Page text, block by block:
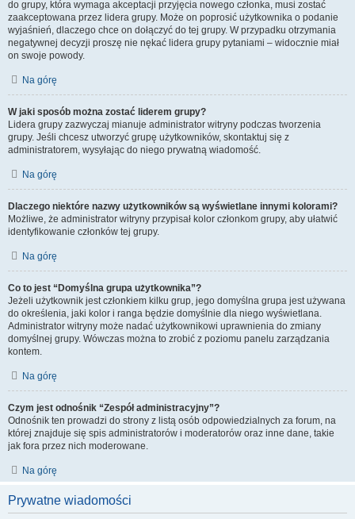
do grupy, która wymaga akceptacji przyjęcia nowego członka, musi zostać
zaakceptowana przez lidera grupy. Może on poprosić użytkownika o podanie
wyjaśnień, dlaczego chce on dołączyć do tej grupy. W przypadku otrzymania
negatywnej decyzji proszę nie nękać lidera grupy pytaniami – widocznie miał
on swoje powody.
Na górę
W jaki sposób można zostać liderem grupy?
Lidera grupy zazwyczaj mianuje administrator witryny podczas tworzenia
grupy. Jeśli chcesz utworzyć grupę użytkowników, skontaktuj się z
administratorem, wysyłając do niego prywatną wiadomość.
Na górę
Dlaczego niektóre nazwy użytkowników są wyświetlane innymi kolorami?
Możliwe, że administrator witryny przypisał kolor członkom grupy, aby ułatwić
identyfikowanie członków tej grupy.
Na górę
Co to jest “Domyślna grupa użytkownika”?
Jeżeli użytkownik jest członkiem kilku grup, jego domyślna grupa jest używana
do określenia, jaki kolor i ranga będzie domyślnie dla niego wyświetlana.
Administrator witryny może nadać użytkownikowi uprawnienia do zmiany
domyślnej grupy. Wówczas można to zrobić z poziomu panelu zarządzania
kontem.
Na górę
Czym jest odnośnik “Zespół administracyjny”?
Odnośnik ten prowadzi do strony z listą osób odpowiedzialnych za forum, na
której znajduje się spis administratorów i moderatorów oraz inne dane, takie
jak fora przez nich moderowane.
Na górę
Prywatne wiadomości